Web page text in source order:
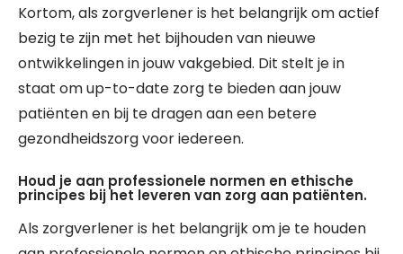
Kortom, als zorgverlener is het belangrijk om actief
bezig te zijn met het bijhouden van nieuwe
ontwikkelingen in jouw vakgebied. Dit stelt je in
staat om up-to-date zorg te bieden aan jouw
patiënten en bij te dragen aan een betere
gezondheidszorg voor iedereen.
Houd je aan professionele normen en ethische
principes bij het leveren van zorg aan patiënten.
Als zorgverlener is het belangrijk om je te houden